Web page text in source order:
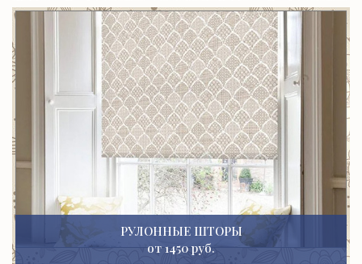
РУЛОННЫЕ ШТОРЫ
от 1450 руб.